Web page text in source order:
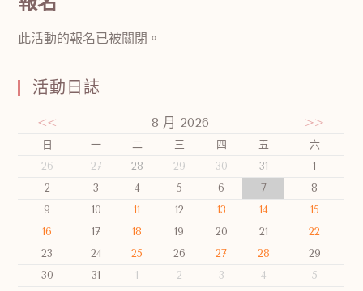
此活動的報名已被關閉。
活動日誌
<< 8 月 2026 >>
日 一 二 三 四 五
六
26
27 28 29 30 31
1
2
3 4 5 6 7
8
9
10 11 12 13 14
15
16
17 18 19 20 21
22
23
24 25 26 27 28
29
30
31 1 2 3 4 5